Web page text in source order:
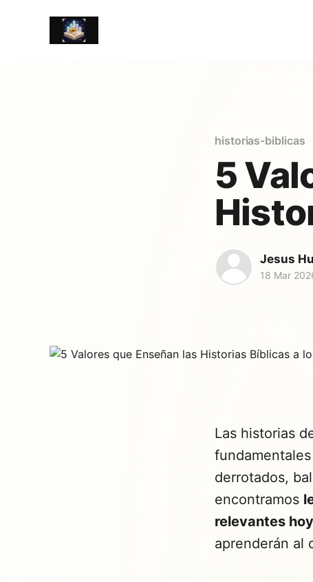
historias-biblicas
5
Jesus
18 Mar
Las historias
derrotados,
encontramos
relevantes hoy
aprenderán al